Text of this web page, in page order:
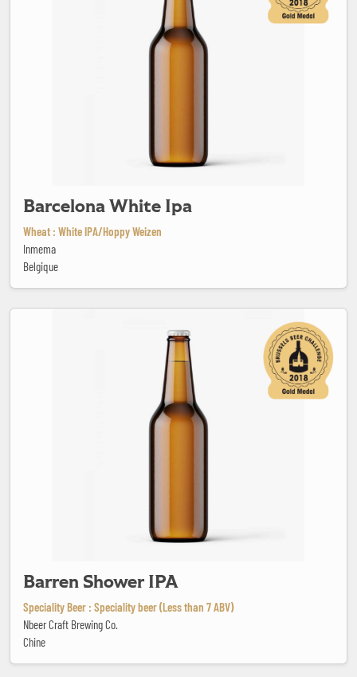
Barcelona White Ipa
Wheat : White IPA/Hoppy Weizen
Inmema
Belgique
Barren Shower IPA
Speciality Beer : Speciality beer (Less than 7 ABV)
Nbeer Craft Brewing Co.
Chine